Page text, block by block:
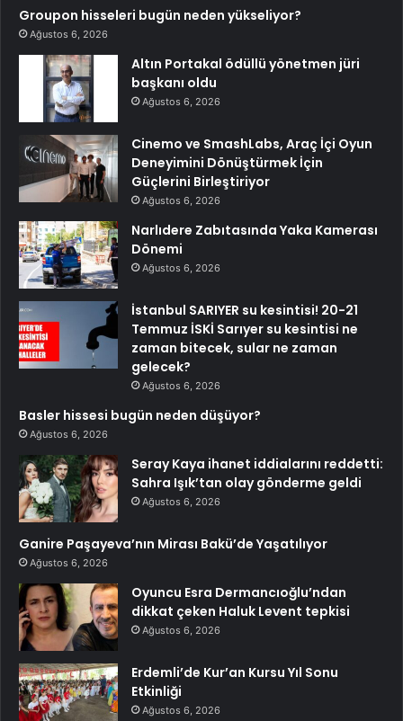
Groupon hisseleri bugün neden yükseliyor?
Ağustos 6, 2026
Altın Portakal ödüllü yönetmen jüri
başkanı oldu
Ağustos 6, 2026
Cinemo ve SmashLabs, Araç İçi Oyun
Deneyimini Dönüştürmek İçin
Güçlerini Birleştiriyor
Ağustos 6, 2026
Narlıdere Zabıtasında Yaka Kamerası
Dönemi
Ağustos 6, 2026
İstanbul SARIYER su kesintisi! 20-21
Temmuz İSKİ Sarıyer su kesintisi ne
zaman bitecek, sular ne zaman
gelecek?
Ağustos 6, 2026
Basler hissesi bugün neden düşüyor?
Ağustos 6, 2026
Seray Kaya ihanet iddialarını reddetti:
Sahra Işık’tan olay gönderme geldi
Ağustos 6, 2026
Ganire Paşayeva’nın Mirası Bakü’de Yaşatılıyor
Ağustos 6, 2026
Oyuncu Esra Dermancıoğlu’ndan
dikkat çeken Haluk Levent tepkisi
Ağustos 6, 2026
Erdemli’de Kur’an Kursu Yıl Sonu
Etkinliği
Ağustos 6, 2026